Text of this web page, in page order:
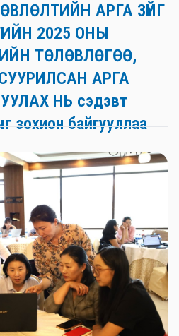
АРГА ЗҮЙГ
2025 ОНЫ
ТӨЛӨВЛӨГӨӨ,
АРГА
НЬ сэдэвт
зохион байгууллаа